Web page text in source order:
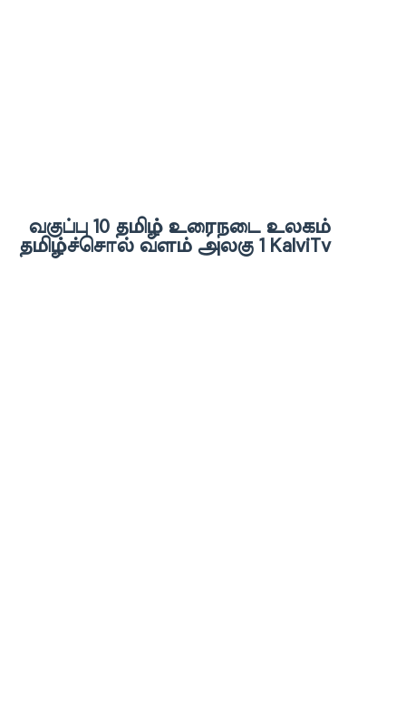
வகுப்பு 10 தமிழ் உரைநடை உலகம்
தமிழ்ச்சொல் வளம் அலகு 1 KalviTv